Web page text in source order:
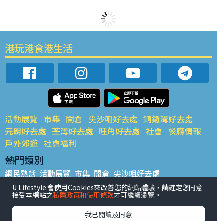
港玩港食港生活
活動展覽 市集 開倉 尖沙咀好去處 銅鑼灣好去處
元朗好去處 荃灣好去處 旺角好去處 社會 餐廳情報
戶外郊遊 社會福利
熱門類別
網民熱話 活動展覽 市集 開倉 尖沙咀好去處
銅鑼灣好去處 元朗好去處 荃灣好去處 旺角好去處 社會
餐廳情報 戶外郊遊
熱門標籤
U Lifestyle 會使用Cookies來改善您的網站體驗，請確定您同意
接受本網站之私隱政策和使用條款才可繼續瀏覽。
我已閱讀及同意